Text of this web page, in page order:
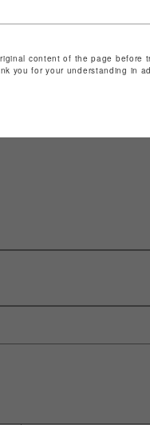
content of the page before
you for your understanding in